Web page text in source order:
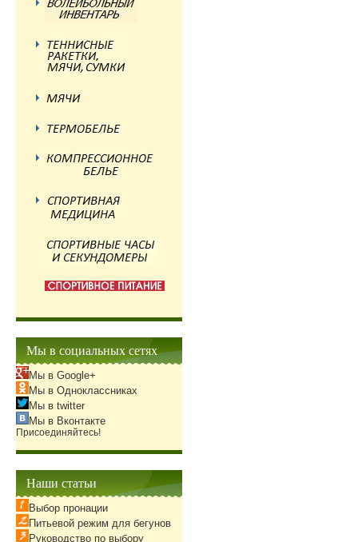
Мы в социальных сетях
Мы в Google+
Мы в Одноклассниках
Мы в twitter
Мы в Вконтакте
Присоединяйтесь!
Наши статьи
Выбор пронации
Питьевой режим для бегунов
Руководство по выбору